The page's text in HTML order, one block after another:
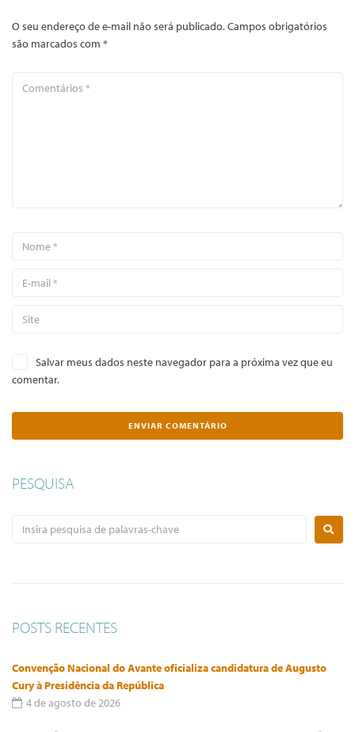
O seu endereço de e-mail não será publicado.Campos obrigatórios
são marcados com *
Salvar meus dados neste navegador para a próxima vez que eu
comentar.
PESQUISA
POSTS RECENTES
Convenção Nacional do Avante oficializa candidatura de Augusto
Cury à Presidência da República
4 de agosto de 2026